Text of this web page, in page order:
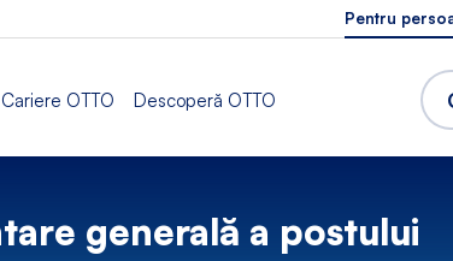
Pentru
Cariere OTTO Descoperă OTTO
generală a postului